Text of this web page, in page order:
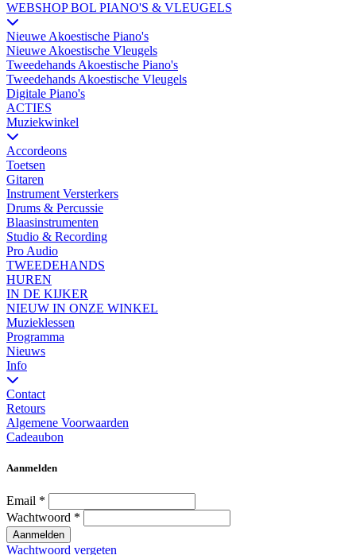
WEBSHOP BOL PIANO'S & VLEUGELS
Nieuwe Akoestische Piano's
Nieuwe Akoestische Vleugels
Tweedehands Akoestische Piano's
Tweedehands Akoestische Vleugels
Digitale Piano's
ACTIES
Muziekwinkel
Accordeons
Toetsen
Gitaren
Instrument Versterkers
Drums & Percussie
Blaasinstrumenten
Studio & Recording
Pro Audio
TWEEDEHANDS
HUREN
IN DE KIJKER
NIEUW IN ONZE WINKEL
Muzieklessen
Programma
Nieuws
Info
Contact
Retours
Algemene Voorwaarden
Cadeaubon
Aanmelden
Email *
Wachtwoord *
Aanmelden
Wachtwoord vergeten